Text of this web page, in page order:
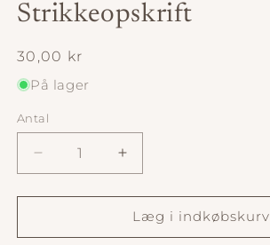
Strikkeopskrift
Normalpris
30,00 kr
På lager
Antal
Antal
Reducer
antallet
for
Sweater
Øg
antallet
for
Wendy
Sweater
Læg i indkøbskurv